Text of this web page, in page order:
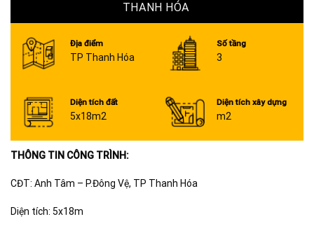
THANH HÓA
Địa điểm
TP Thanh Hóa
Số tầng
3
Diện tích đất
5x18m2
Diện tích xây dựng
m2
THÔNG TIN CÔNG TRÌNH:
CĐT: Anh Tâm – P.Đông Vệ, TP Thanh Hóa
Diện tích: 5x18m